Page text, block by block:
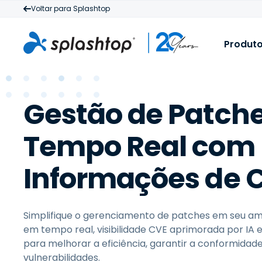
Voltar para Splashtop
Gestão de
Tempo Real com
Informações de
Simplifique o gerenciamento de patches em seu
em tempo real, visibilidade CVE aprimorada por IA
para melhorar a eficiência, garantir a
vulnerabilidades.